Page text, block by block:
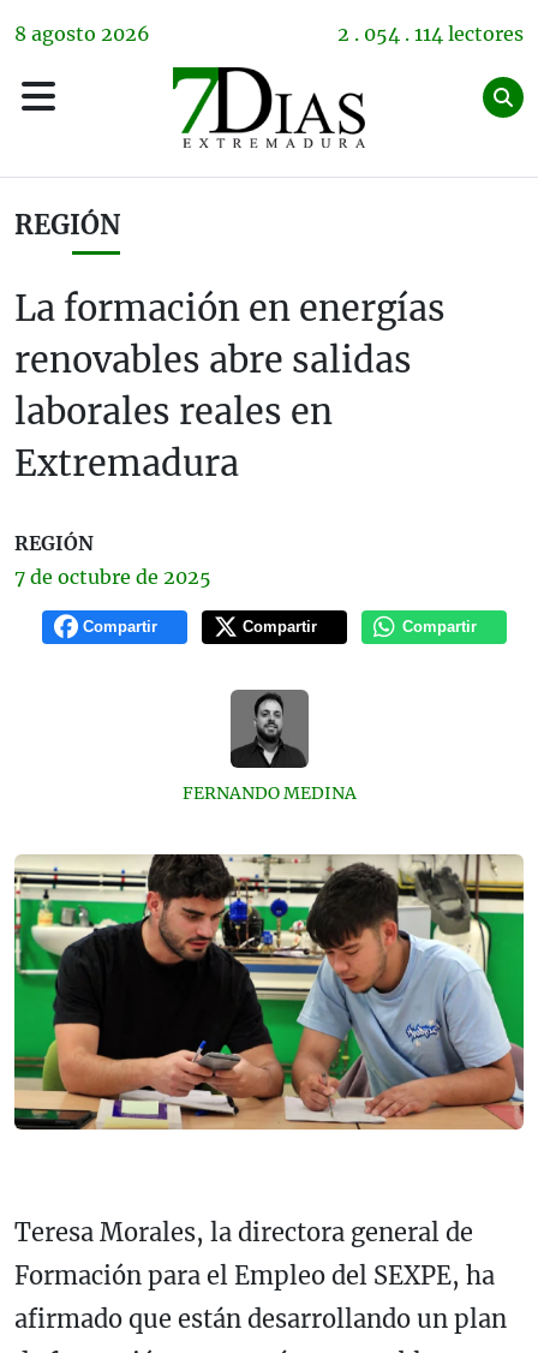
8 agosto 2026 2 . 054 . 114 lectores
REGIÓN
La formación en energías
renovables abre salidas
laborales reales en
Extremadura
REGIÓN
7 de octubre de 2025
Compartir Compartir Compartir
FERNANDO MEDINA
Teresa Morales, la directora general de
Formación para el Empleo del SEXPE, ha
afirmado que están desarrollando un plan